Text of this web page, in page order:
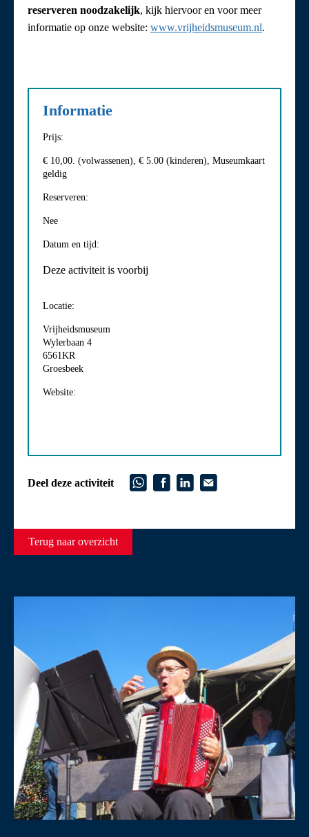
reserveren noodzakelijk, kijk hiervoor en voor meer
informatie op onze website: www.vrijheidsmuseum.nl.
Informatie
Prijs:
€ 10,00. (volwassenen), € 5.00 (kinderen), Museumkaart
geldig
Reserveren:
Nee
Datum en tijd:
Deze activiteit is voorbij
Locatie:
Vrijheidsmuseum
Wylerbaan 4
6561KR
Groesbeek
Website:
Deel deze activiteit
Terug naar overzicht